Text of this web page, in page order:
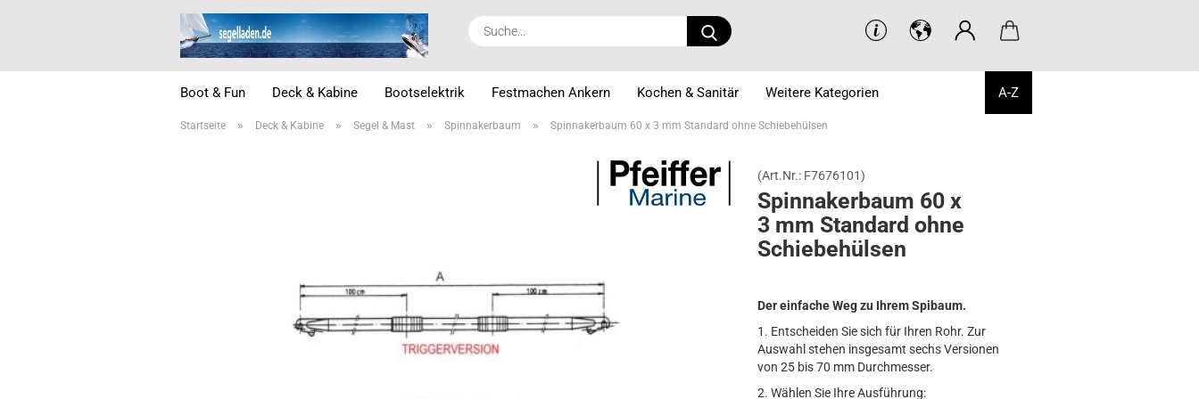
Suche...
Boot & Fun Deck & Kabine Bootselektrik Festmachen Ankern Kochen & Sanitär A-Z
Weitere Kategorien
Startseite » Deck & Kabine » Segel & Mast » Spinnakerbaum » Spinnakerbaum 60 x 3 mm Standard ohne Schiebehülsen
(Art.Nr.: F7676101)
Spin­na­ker­baum 60 x
3 mm Stan­dard ohne
Schie­be­hül­sen
Der einfache Weg zu Ihrem Spibaum.
1. Entscheiden Sie sich für Ihren Rohr. Zur
Auswahl stehen insgesamt sechs Versionen
von 25 bis 70 mm Durchmesser.
2. Wählen Sie Ihre Ausführung: